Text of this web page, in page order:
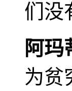
们没
阿玛
为贫